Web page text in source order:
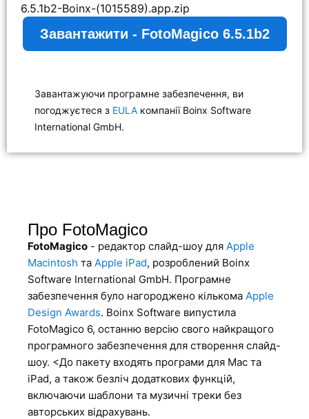
6.5.1b2-Boinx-(1015589).app.zip
Завантажити - FotoMagico 6.5.1b2
Завантажуючи програмне забезпечення, ви
погоджуєтеся з EULA компанії Boinx Software
International GmbH.
Про FotoMagico
FotoMagico - редактор слайд-шоу для Apple
Macintosh та Apple iPad, розроблений Boinx
Software International GmbH. Програмне
забезпечення було нагороджено кількома Apple
Design Awards. Boinx Software випустила
FotoMagico 6, останню версію свого найкращого
програмного забезпечення для створення слайд-
шоу. <До пакету входять програми для Mac та
iPad, а також безліч додаткових функцій,
включаючи шаблони та музичні треки без
авторських відрахувань.